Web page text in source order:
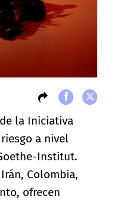
la Iniciativa
a nivel
Institut.
Colombia,
ofrecen